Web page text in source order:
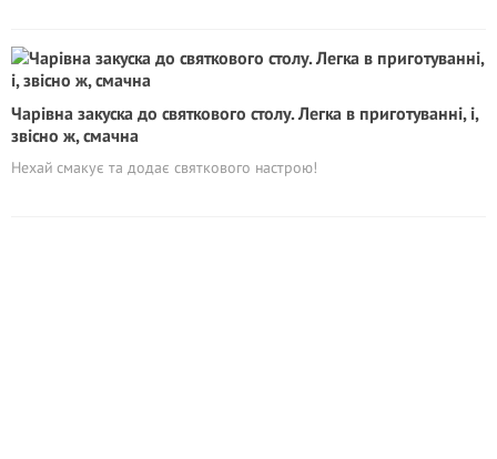
Чарівна закуска до святкового столу. Легка в приготуванні, і,
звісно ж, смачна
Нехай смакує та додає святкового настрою!